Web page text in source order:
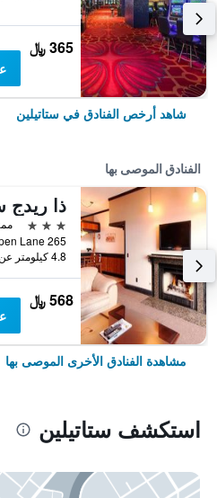
365 ﷼
شاهد أرخص الفنادق في ستاتيلين
الفنادق الموصى بها
ذا ريدج
3 نجوم
4.8 كيلومتر عن وسط المدينة
568 ﷼
مشاهدة الفنادق الأخرى الموصى بها
استكشف ستاتيلين